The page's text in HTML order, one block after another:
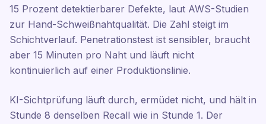
15 Prozent detektierbarer Defekte, laut AWS-Studien
zur Hand-Schweißnahtqualität. Die Zahl steigt im
Schichtverlauf. Penetrationstest ist sensibler, braucht
aber 15 Minuten pro Naht und läuft nicht
kontinuierlich auf einer Produktionslinie.
KI-Sichtprüfung läuft durch, ermüdet nicht, und hält in
Stunde 8 denselben Recall wie in Stunde 1. Der